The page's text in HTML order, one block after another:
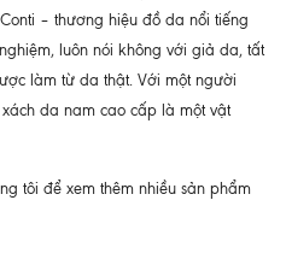
– thương hiệu đồ da nổi tiếng
luôn nói không với giả da, tất
làm từ da thật. Với một người
da nam cao cấp là một vật
tôi để xem thêm nhiều sản phẩm